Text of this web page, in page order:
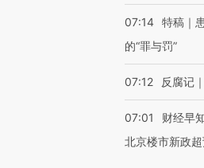
07:14 特稿｜
的“罪与罚”
07:12 反腐记
07:01
财经早
北京楼市新政